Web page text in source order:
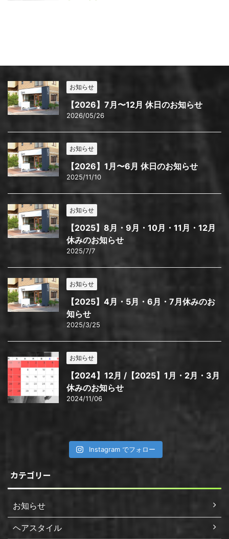
お知らせ
【2026】7月〜12月 休日のお知らせ
2026/05/26
お知らせ
【2026】1月〜6月 休日のお知らせ
2025/11/10
お知らせ
【2025】8月・9月・10月・11月・12月
休みのお知らせ
2025/7/7
お知らせ
【2025】4月・5月・6月・7月休みのお
知らせ
2025/3/25
お知らせ
【2024】12月 /【2025】1月・2月・3月
休みのお知らせ
2024/11/06
Instagram でフォロー
カテゴリー
お知らせ
ヘアスタイル